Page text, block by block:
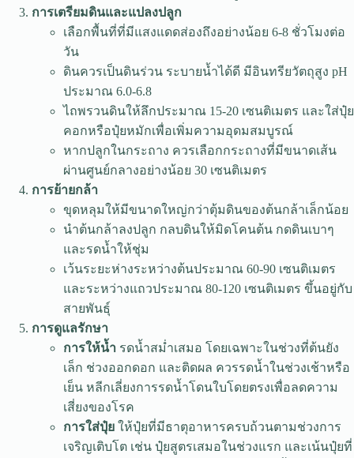
การเตรียมดินและแปลงปลูก
เลือกพื้นที่ที่มีแสงแดดส่องถึงอย่างน้อย 6-8 ชั่วโมงต่อ
วัน
ดินควรเป็นดินร่วน ระบายน้ำได้ดี มีอินทรียวัตถุสูง pH
ประมาณ 6.0-6.8
ไถพรวนดินให้ลึกประมาณ 15-20 เซนติเมตร และใส่ปุ๋ย
คอกหรือปุ๋ยหมักเพื่อเพิ่มความอุดมสมบูรณ์
หากปลูกในกระถาง ควรเลือกกระถางที่มีขนาดเส้น
ผ่านศูนย์กลางอย่างน้อย 30 เซนติเมตร
การย้ายกล้า
ขุดหลุมให้มีขนาดใหญ่กว่าตุ้มดินของต้นกล้าเล็กน้อย
นำต้นกล้าลงปลูก กลบดินให้มิดโคนต้น กดดินเบาๆ
และรดน้ำให้ชุ่ม
เว้นระยะห่างระหว่างต้นประมาณ 60-90 เซนติเมตร
และระหว่างแถวประมาณ 80-120 เซนติเมตร ขึ้นอยู่กับ
สายพันธุ์
การดูแลรักษา
การให้น้ำ รดน้ำสม่ำเสมอ โดยเฉพาะในช่วงที่ต้นยัง
เล็ก ช่วงออกดอก และติดผล ควรรดน้ำในช่วงเช้าหรือ
เย็น หลีกเลี่ยงการรดน้ำโดนใบโดยตรงเพื่อลดความ
เสี่ยงของโรค
การใส่ปุ๋ย ให้ปุ๋ยที่มีธาตุอาหารครบถ้วนตามช่วงการ
เจริญเติบโต เช่น ปุ๋ยสูตรเสมอในช่วงแรก และเน้นปุ๋ยที่